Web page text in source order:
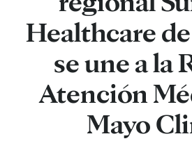
Healthcare
se une a la
Atención
Mayo